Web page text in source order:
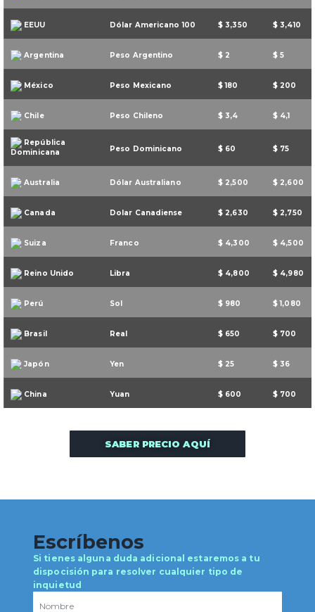
EEUU Dólar Americano 100 $ 3,350 $ 3,410
Argentina Peso Argentino $ 2 $ 5
México Peso Mexicano $ 180 $ 200
Chile Peso Chileno $ 3,4 $ 4,1
República
Dominicana
Peso Dominicano $ 60 $ 75
Australia Dólar Australiano $ 2,500 $ 2,600
Canada Dolar Canadiense $ 2,630 $ 2,750
Suiza Franco $ 4,300 $ 4,500
Reino Unido Libra $ 4,800 $ 4,980
Perú Sol $ 980 $ 1,080
Brasil Real $ 650 $ 700
Japón Yen $ 25 $ 36
China Yuan $ 600 $ 700
SABER PRECIO AQUÍ
Escríbenos
Si tienes alguna duda adicional estaremos a tu
dispocisión para resolver cualquier tipo de
inquietud